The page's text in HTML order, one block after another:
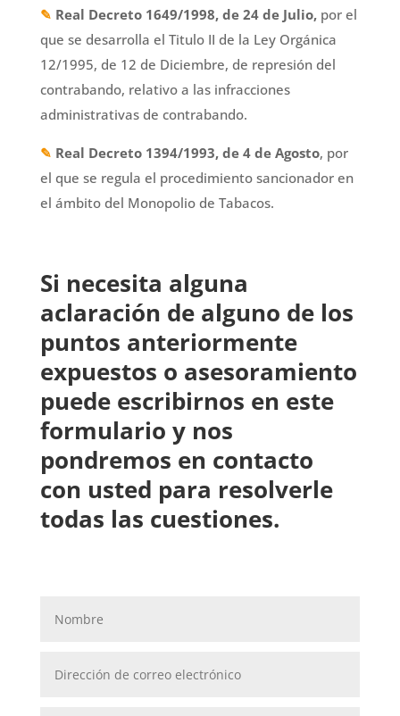
✎ Real Decreto 1649/1998, de 24 de Julio,por el
que se desarrolla el Titulo II de la Ley Orgánica
12/1995, de 12 de Diciembre, de represión del
contrabando, relativo a las infracciones
administrativas de contrabando.
✎ Real Decreto 1394/1993, de 4 de Agosto, por
el que se regula el procedimiento sancionador en
el ámbito del Monopolio de Tabacos.
Si necesita alguna
aclaración de alguno de los
puntos anteriormente
expuestos o asesoramiento
puede escribirnos en este
formulario y nos
pondremos en contacto
con usted para resolverle
todas las cuestiones.